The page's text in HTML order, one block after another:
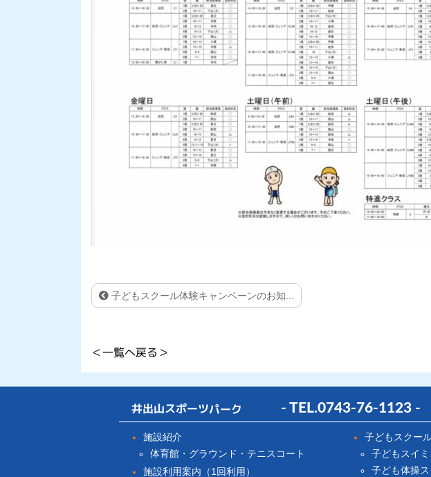
子どもスクール体験キャンペーンのお知...
＜一覧へ戻る＞
井出山スポーツパーク - TEL.0743-76-1123-
施設紹介
体育館・グラウンド・テニスコート
施設利用案内（1回利用）
子どもスクー
子どもスイ
子ども体操